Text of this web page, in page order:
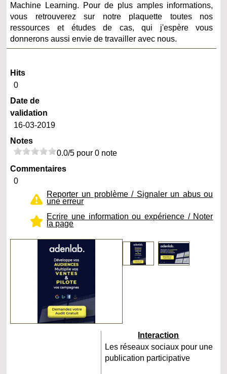
Machine Learning. Pour de plus amples informations,
vous retrouverez sur notre plaquette toutes nos
ressources et études de cas, qui j'espère vous
donnerons aussi envie de travailler avec nous.
Hits
0
Date de
validation
16-03-2019
Notes
0.0/5 pour 0 note
Commentaires
0
Reporter un problème / Signaler un abus ou
une erreur
Ecrire une information ou expérience / Noter
la page
Interaction
Les réseaux sociaux pour une
publication participative